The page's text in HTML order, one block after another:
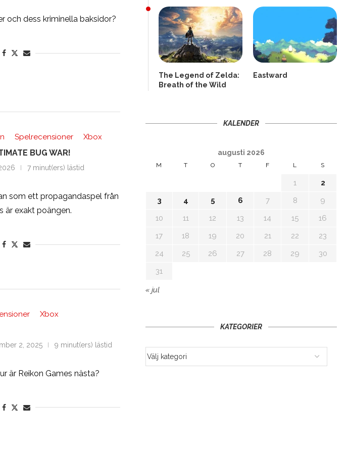
och dess kriminella baksidor?
Spelrecensioner Xbox
BUG WAR!
7 minut(ers) lästid
som ett propagandaspel från
är exakt poängen.
Xbox
2, 2025 9 minut(ers) lästid
är Reikon Games nästa?
The Legend of Zelda:
Breath of the Wild
Eastward
KALENDER
augusti 2026
M T O T F L S
1
2
3
4 5 6 7 8
9
10
11 12 13 14 15
16
17
18 19 20 21 22
23
24
25 26 27 28 29
30
31
« jul
KATEGORIER